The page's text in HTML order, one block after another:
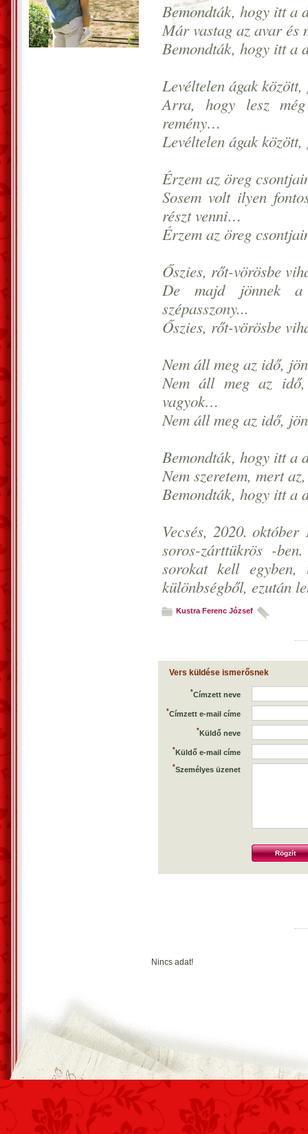
Bemondták, hogy itt a
Már vastag az avar és
Bemondták, hogy itt a
Levéltelen ágak
Arra, hogy lesz
remény…
Levéltelen ágak
Érzem az öreg
Sosem volt ilyen
részt venni…
Érzem az öreg
Őszies, rőt-vörösbe
De majd jönnek
szépasszony...
Őszies, rőt-vörösbe
Nem áll meg az idő,
Nem áll meg az
vagyok…
Nem áll meg az idő,
Bemondták, hogy itt a
Nem szeretem, mert
Bemondták, hogy itt a
Vecsés, 2020.
soros-zárttükrös -
sorokat kell
különbségből, ezután
Kustra Ferenc József
Vers küldése ismerősnek
*Címzett neve
*Címzett e-mail címe
*Küldő neve
*Küldő e-mail címe
*Személyes üzenet
Rögzít
Nincs adat!